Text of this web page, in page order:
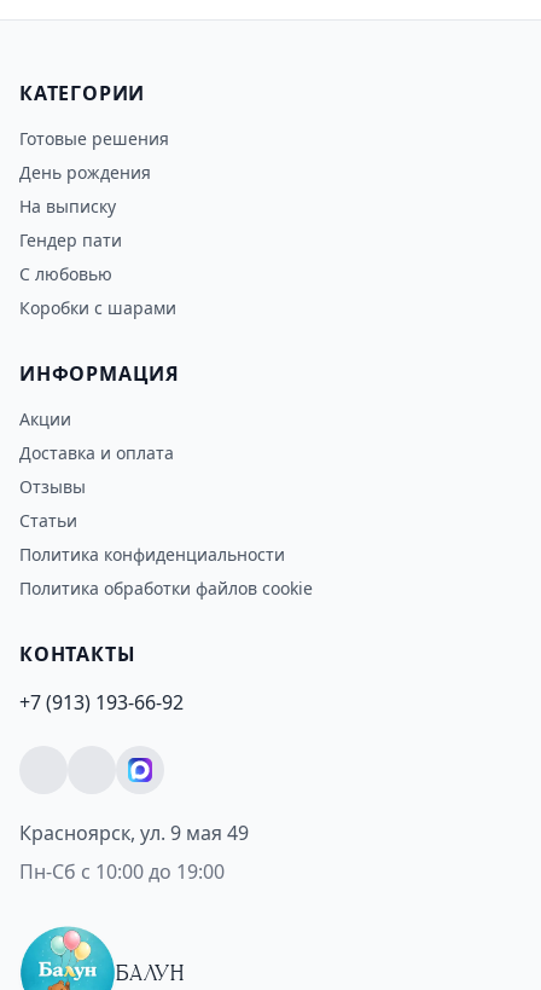
КАТЕГОРИИ
Готовые решения
День рождения
На выписку
Гендер пати
С любовью
Коробки с шарами
ИНФОРМАЦИЯ
Акции
Доставка и оплата
Отзывы
Статьи
Политика конфиденциальности
Политика обработки файлов cookie
КОНТАКТЫ
+7 (913) 193-66-92
Красноярск, ул. 9 мая 49
Пн-Сб с 10:00 до 19:00
БАЛУН